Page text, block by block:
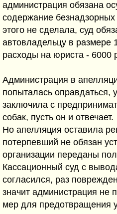
администрация обязана
содержание
этого не сделала, суд
автовладельцу в размере
расходы на юриста - 6000
Администрация в
попыталась оправдаться,
заключила с
собак, пусть он и отвечает.
Но апелляция оставила
потерпевший не обязан
организации переданы
Кассационный суд с
согласился, раз
значит администрация не
мер для предотвращения